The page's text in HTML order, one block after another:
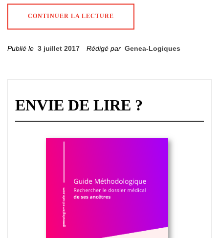
CONTINUER LA LECTURE
Publié le 3 juillet 2017 Rédigé par Genea-Logiques
ENVIE DE LIRE ?